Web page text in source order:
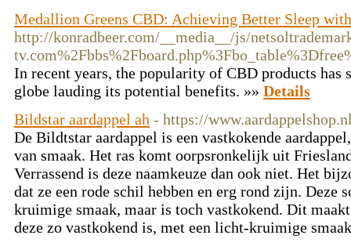
Medallion Greens CBD: Achieving Better Sleep
http://konradbeer.com/__media__/js/
In recent years, the popularity of CBD products has
globe lauding its potential benefits. »» Details
Bildstar aardappel ah - https://
De Bildtstar aardappel is een vastkokende
van smaak. Het ras komt oorpsronkelijk uit
Verrassend is deze naamkeuze dan ook niet. Het
dat ze een rode schil hebben en erg rond zijn. Deze
kruimige smaak, maar is toch vastkokend. Dit
deze zo vastkokend is, met een licht-kruimige